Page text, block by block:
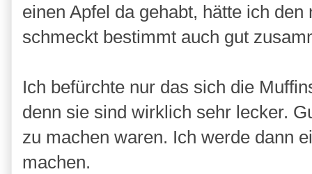
einen Apfel da gehabt, hätte ich
schmeckt bestimmt auch gut
Ich befürchte nur das sich die
denn sie sind wirklich sehr lecker.
zu machen waren. Ich werde dann
machen.